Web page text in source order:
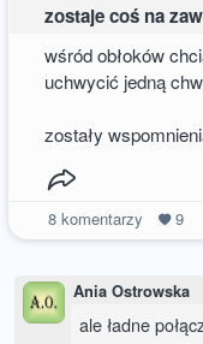
zostaje coś na
wśród obłoków
uchwycić jedną
zostały
8komentarzy 9
Ania Ostrowska
ale ładne